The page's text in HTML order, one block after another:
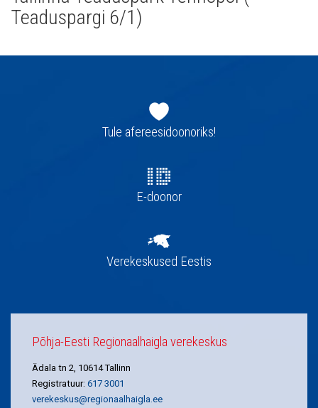
Teaduspargi 6/1)
navigatsioonTule afereesidoonoriks!
E-doonor
Verekeskused Eestis
Põhja-Eesti Regionaalhaigla verekeskus
Ädala tn 2, 10614 Tallinn
Registratuur: 617 3001
verekeskus@regionaalhaigla.ee